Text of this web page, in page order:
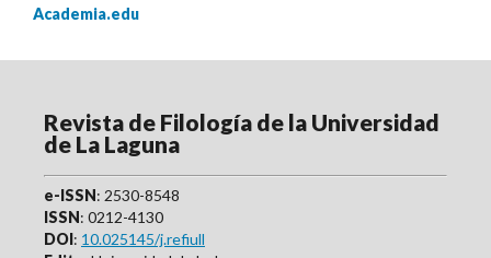
Academia.edu
Revista de Filología de la Universidad
de La Laguna
e-ISSN: 2530-8548
ISSN: 0212-4130
DOI: 10.025145/j.refiull